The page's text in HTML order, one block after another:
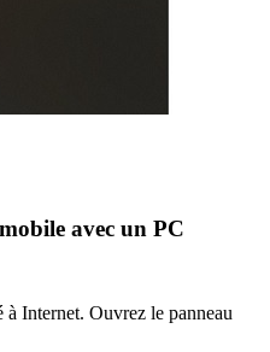
avec un PC
Internet. Ouvrez le panneau